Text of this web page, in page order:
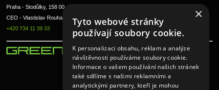
Praha - Stodůlky, 158 00
CEO - Vlastislav Rouha ml.
+420 734 11 39 33
×
Tyto webové stránky
používají soubory cookie.
K personalizaci obsahu, reklam a analýze
návštěvnosti používáme soubory cookie.
Informace o vašem používání našich stránek
také sdílíme s našimi reklamními a
analytickými partnery, kteří je mohou